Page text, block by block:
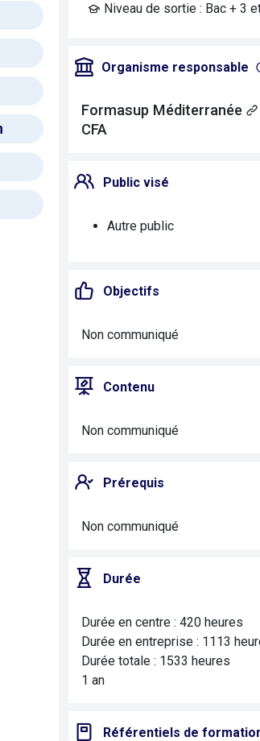
Niveau de sortie : Bac + 3
Organisme responsable
Formasup Méditerranée
CFA
Public visé
Autre public
Objectifs
Non communiqué
Contenu
Non communiqué
Prérequis
Non communiqué
Durée
Durée en centre : 420 heures
Durée en entreprise : 1113
Durée totale : 1533 heures
1 an
Référentiels de